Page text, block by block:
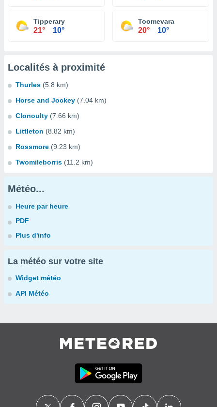
Tipperary
21° 10°
Toomevara
20° 10°
Localités à proximité
Thurles (5.8 km)
Horse and Jockey (7.04 km)
Clonoulty (7.66 km)
Littleton (8.82 km)
Rossmore (9.23 km)
Twomileborris (11.2 km)
Météo...
Heure par heure
PDF
Plus d'info
La météo sur votre site
Widget météo
API Météo